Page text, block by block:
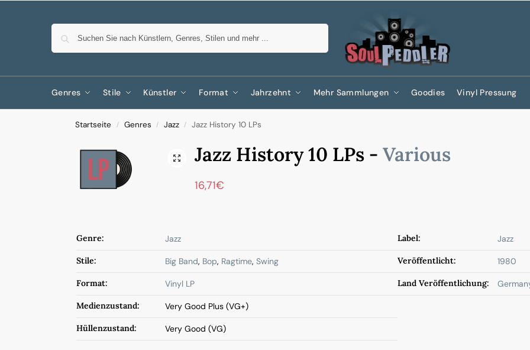
Genres Stile Künstler Format Jahrzehnt Mehr Sammlungen Goodies Vinyl Pressung
Startseite / Genres / Jazz / Jazz History 10 LPs
Jazz History 10 LPs - Various
16,71€
Genre: Jazz
Stile: Big Band, Bop, Ragtime, Swing
Format: Vinyl LP
Medienzustand: Very Good Plus (VG+)
Hüllenzustand: Very Good (VG)
Label: Jazz
Veröffentlicht: 1980
Land Veröffentlichung: